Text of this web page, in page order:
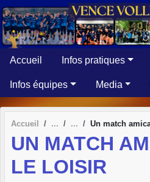
Accueil Infos pratiques
Infos équipes Media
Accueil Un match
UN MATCH
LE LOISIR
Panneau de gestion des cookies